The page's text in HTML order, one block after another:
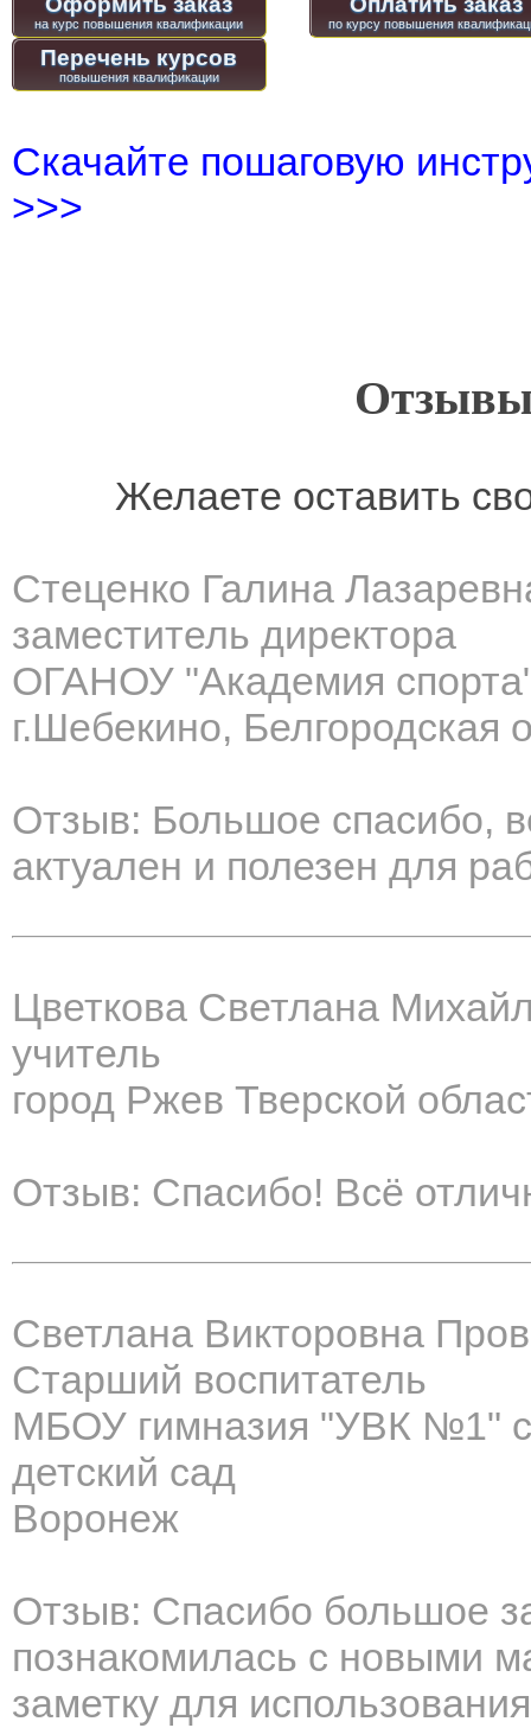
Перечень курсов
повышения квалификации
Скачайте пошаговую
>>>
Желаете оставить
Стеценко Галина
заместитель директора
ОГАНОУ "Академия
г.Шебекино, Белгородская
Отзыв: Большое спасибо,
актуален и полезен для
Цветкова Светлана
учитель
город Ржев Тверской
Отзыв: Спасибо! Всё
Светлана Викторовна
Старший воспитатель
МБОУ гимназия "УВК №1"
детский сад
Воронеж
Отзыв: Спасибо большое
познакомилась с новыми
заметку для